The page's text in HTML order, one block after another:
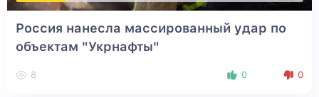
Россия нанесла массированный удар по
объектам "Укрнафты"
8 0 0